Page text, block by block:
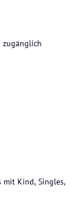
zugänglich
mit Kind, Singles,